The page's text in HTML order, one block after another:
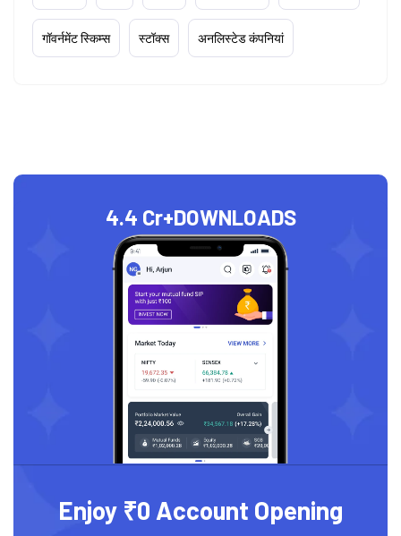
गॉवर्नमेंट स्किम्स स्टॉक्स अनलिस्टेड कंपनियां
4.4 Cr+DOWNLOADS
Enjoy ₹0 Account Opening